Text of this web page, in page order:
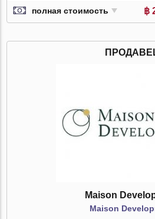
полная стоимость ฿
Maison
Maison